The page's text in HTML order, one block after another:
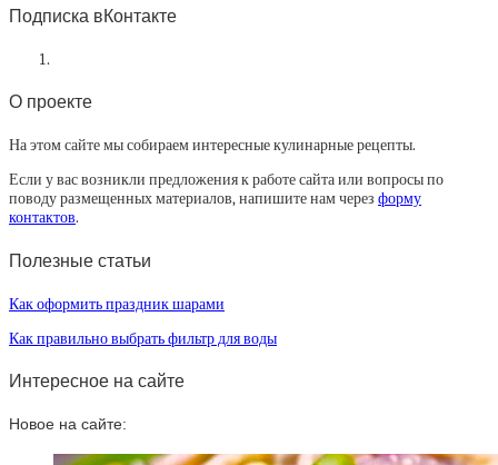
Подписка вКонтакте
О проекте
На этом сайте мы собираем интересные кулинарные рецепты.
Если у вас возникли предложения к работе сайта или вопросы по
поводу размещенных материалов, напишите нам через форму
контактов.
Полезные статьи
Как оформить праздник шарами
Как правильно выбрать фильтр для воды
Интересное на сайте
Новое на сайте: